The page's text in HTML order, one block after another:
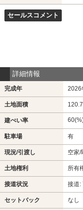
セールスコメント
詳細情報
完成年 2026
土地面積
建ぺい率
駐車場 有
現況/引渡し 空家/
土地権利 所有
接道状況 接道:
セットバック なし